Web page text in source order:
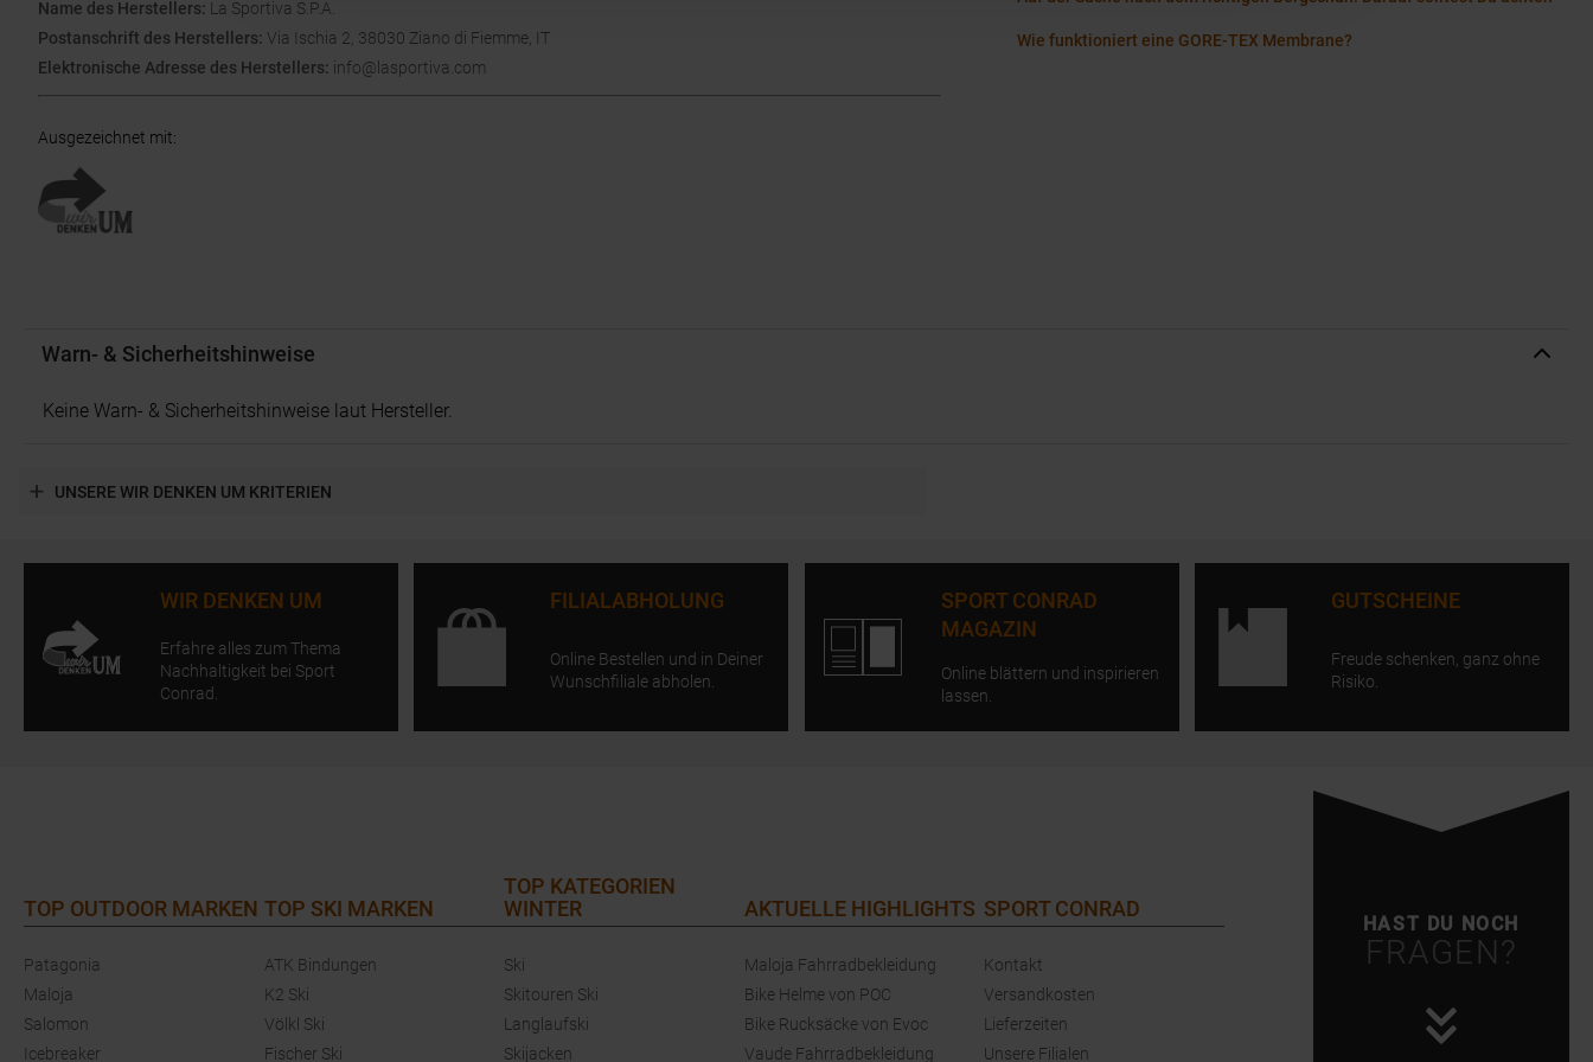
Name des Herstellers: La Sportiva S.P.A.
Postanschrift des Herstellers: Via Ischia 2, 38030 Ziano di Fiemme, IT
Elektronische Adresse des Herstellers: info@lasportiva.com
Ausgezeichnet mit:
Wie funktioniert eine GORE-TEX Membrane?
Warn- & Sicherheitshinweise
Keine Warn- & Sicherheitshinweise laut Hersteller.
UNSERE WIR DENKEN UM KRITERIEN
WIR DENKEN UM
Erfahre alles zum Thema
Nachhaltigkeit bei Sport
Conrad.
FILIALABHOLUNG
Online Bestellen und in Deiner
Wunschfiliale abholen.
SPORT CONRAD
MAGAZIN
Online blättern und inspirieren
lassen.
GUTSCHEINE
Freude schenken, ganz ohne
Risiko.
HAST DU NOCH
FRAGEN?
TOP OUTDOOR MARKEN
Patagonia
Maloja
Salomon
Icebreaker
TOP SKI MARKEN
ATK Bindungen
K2 Ski
Völkl Ski
Fischer Ski
TOP KATEGORIEN
WINTER
Ski
Skitouren Ski
Langlaufski
Skijacken
AKTUELLE HIGHLIGHTS
Maloja Fahrradbekleidung
Bike Helme von POC
Bike Rucksäcke von Evoc
Vaude Fahrradbekleidung
SPORT CONRAD
Kontakt
Versandkosten
Lieferzeiten
Unsere Filialen